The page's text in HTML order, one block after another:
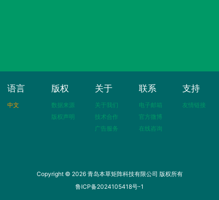
语言
中文
版权
数据来源
版权声明
关于
关于我们
技术合作
广告服务
联系
电子邮箱
官方微博
在线咨询
支持
友情链接
Copyright © 2026 青岛本草矩阵科技有限公司 版权所有
鲁ICP备2024105418号-1